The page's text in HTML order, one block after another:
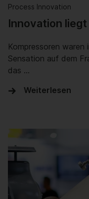
Process Innovation
Innovation
Kompressoren
Sensation auf dem
das …
Weiterlesen